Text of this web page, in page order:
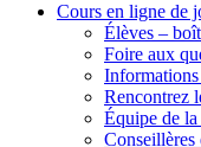
Cours en ligne de
Élèves –
Foire aux
Informations
Rencontrez
Équipe de la
Conseillères